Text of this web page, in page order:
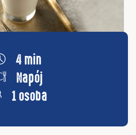
4 min
Napój
1 osoba